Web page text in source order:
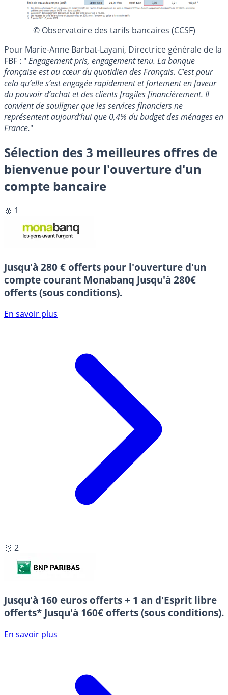
© Observatoire des tarifs bancaires (CCSF)
Pour Marie-Anne Barbat-Layani, Directrice générale de la
FBF : "Engagement pris, engagement tenu. La banque
française est au cœur du quotidien des Français. C’est pour
cela qu’elle s’est engagée rapidement et fortement en faveur
du pouvoir d’achat et des clients fragiles financièrement. Il
convient de souligner que les services financiers ne
représentent aujourd’hui que 0,4% du budget des ménages en
France."
Sélection des 3 meilleures offres de
bienvenue pour l'ouverture d'un
compte bancaire
🥇 1
Jusqu'à 280 € offerts pour l'ouverture d'un
compte courant Monabanq Jusqu'à 280€
offerts (sous conditions).
En savoir plus
🥈 2
Jusqu'à 160 euros offerts + 1 an d'Esprit libre
offerts* Jusqu'à 160€ offerts (sous conditions).
En savoir plus